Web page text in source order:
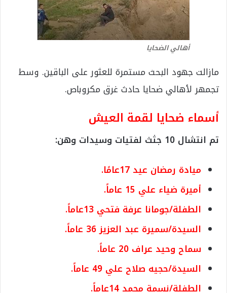
أهالي الضحايا
مازالت جهود البحث مستمرة للعثور على الباقين. وسط
تجمهر لأهالي ضحايا حادث غرق مكروباص.
أسماء ضحايا لقمة العيش
تم انتشال 10 جثث لفتيات وسيدات وهن:
ميادة رمضان عيد 17عامًا.
أميرة ضياء علي 15 عاماً.
الطفلة/جومانا عرفة فتحي 13عاماً.
السيدة/سميرة عبد العزيز 36 عاماً.
سماح وحيد عراف 20 عاماً.
السيدة/حجيه صلاح علي 49 عاماً.
الطفلة/نسمة محمد 14عاماً.